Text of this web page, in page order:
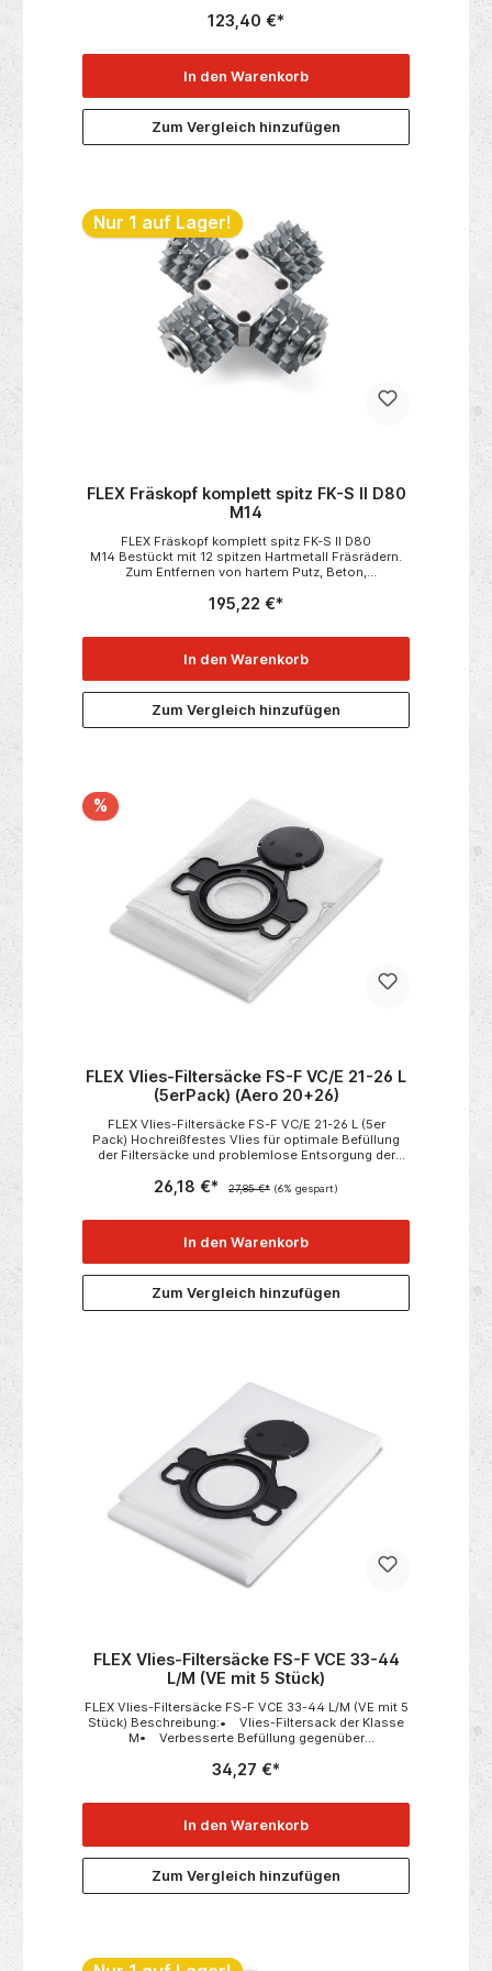
4058546408299 Hersteller:
Europe GmbHWalder Straße 5340724
123,40 €*
In den Warenkorb
Zum Vergleich hinzufügen
Nur 1 auf Lager!
FLEX Fräskopf komplett spitz FK-S II D80
M14
FLEX Fräskopf komplett spitz FK-S II D80
M14 Bestückt mit 12 spitzen Hartmetall Fräsrädern.
Zum Entfernen von hartem Putz, Beton,
Putz, Kunstharzputz, elastischen Schutzanstrichen,
Untergrund wird durch die spitze Form
spitz Technische Daten:• Verpackungseinheit
1• Abmessung in mm 80 Ø
195,22 €*
In den Warenkorb
Zum Vergleich hinzufügen
%
FLEX Vlies-Filtersäcke FS-F VC/E 21-26 L
(5erPack) (Aero 20+26)
FLEX Vlies-Filtersäcke FS-F VC/E 21-26 L (5er
Pack) Hochreißfestes Vlies für optimale Befüllung
der Filtersäcke und problemlose Entsorgung der
VC 25 L MC und VCE 26 L MC. Passend zu• VC 21 L
Daten:• Verpackungseinheit 5
26,18 €* 27,85 €* (6% gespart)
In den Warenkorb
Zum Vergleich hinzufügen
FLEX Vlies-Filtersäcke FS-F VCE 33-44
L/M (VE mit 5 Stück)
FLEX Vlies-Filtersäcke FS-F VCE 33-44 L/M (VE mit 5
Stück) Beschreibung:• Vlies-Filtersack der Klasse
M• Verbesserte Befüllung gegenüber
feuchtigkeitsresistent• Aufgrund der größeren
und 44 eingesetzt werden Passend zu:• VCE 33 L
AC• VCE 44 M AC• VCE 44 H AC Technische
Daten:• Verpackungseinheit 5 Stück
34,27 €*
In den Warenkorb
Zum Vergleich hinzufügen